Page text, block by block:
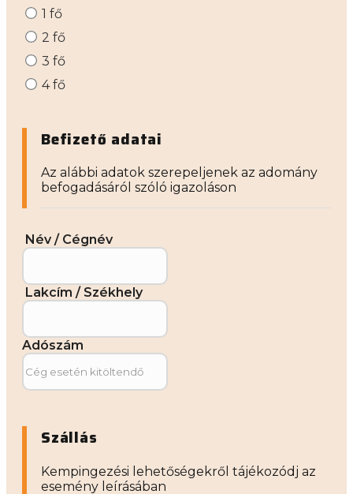
1 fő
2 fő
3 fő
4 fő
Befizető adatai
Az alábbi adatok szerepeljenek az adomány
befogadásáról szóló igazoláson
Név / Cégnév
Lakcím / Székhely
Adószám
Szállás
Kempingezési lehetőségekről tájékozódj az
esemény leírásában